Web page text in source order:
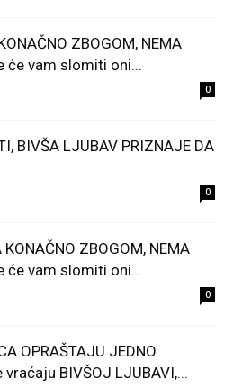
ZBOGOM, NEMA
će vam slomiti oni...
0
BIVŠA LJUBAV PRIZNAJE DA
0
ZBOGOM, NEMA
će vam slomiti oni...
0
OPRAŠTAJU JEDNO
vraćaju BIVŠOJ LJUBAVI,...